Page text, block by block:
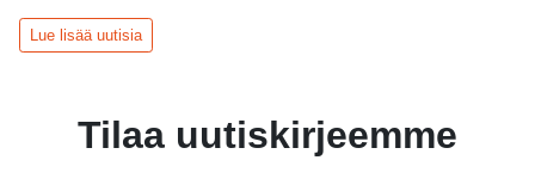
Lue lisää uutisia
Tilaa uutiskirjeemme